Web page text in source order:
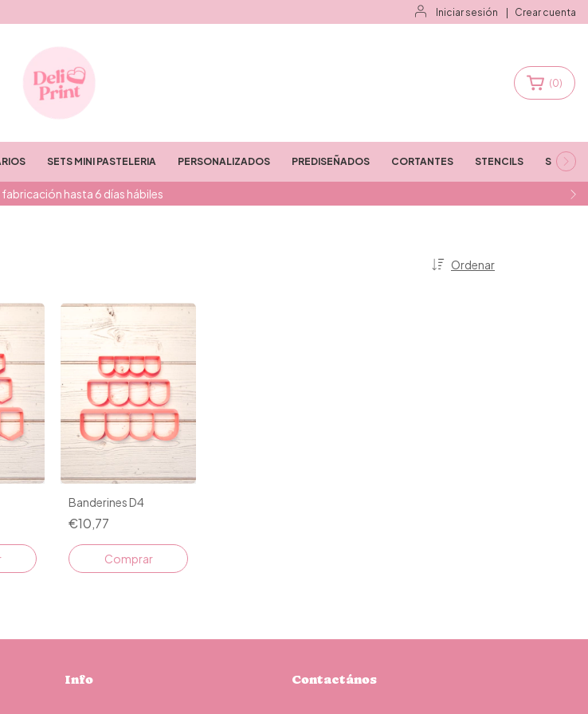
Iniciar sesión Crear cuenta
hasta 6 días hábiles
(0)
SETS MINI PASTELERIA PERSONALIZADOS PREDISEÑADOS CORTANTES STENCILS STAMPS
Ordenar
Banderines D4
€10,77
Comprar
Info Contactános